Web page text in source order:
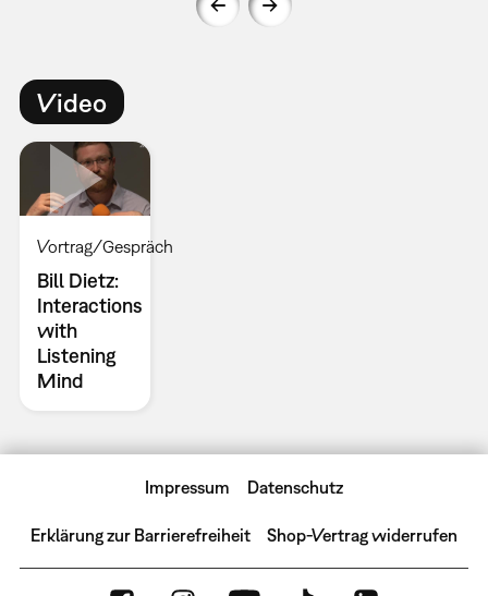
Video
Vortrag/Gespräch
Bill Dietz:
Interactions
with
Listening
Mind
Impressum Datenschutz
Erklärung zur Barrierefreiheit Shop-Vertrag widerrufen